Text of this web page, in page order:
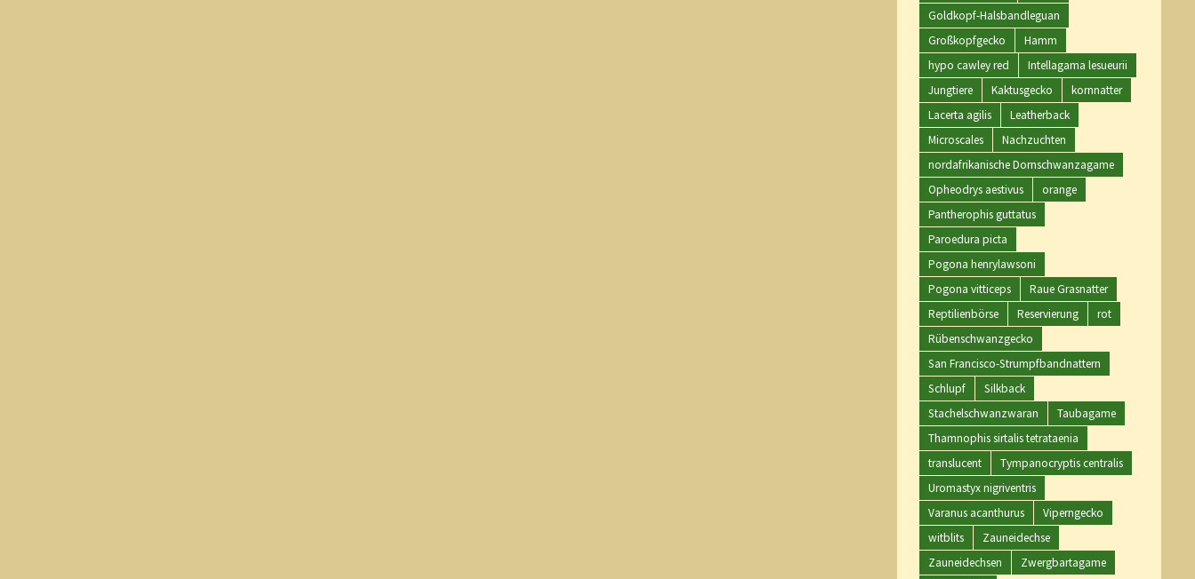
Goldkopf-Halsbandleguan
Großkopfgecko
Hamm
hypo cawley red
Intellagama lesueurii
Jungtiere
Kaktusgecko
kornnatter
Lacerta agilis
Leatherback
Microscales
Nachzuchten
nordafrikanische Dornschwanzagame
Opheodrys aestivus
orange
Pantherophis guttatus
Paroedura picta
Pogona henrylawsoni
Pogona vitticeps
Raue Grasnatter
Reptilienbörse
Reservierung
rot
Rübenschwanzgecko
San Francisco-Strumpfbandnattern
Schlupf
Silkback
Stachelschwanzwaran
Taubagame
Thamnophis sirtalis tetrataenia
translucent
Tympanocryptis centralis
Uromastyx nigriventris
Varanus acanthurus
Viperngecko
witblits
Zauneidechse
Zauneidechsen
Zwergbartagame